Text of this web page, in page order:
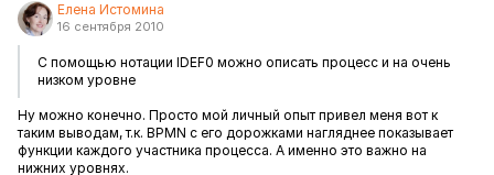
Елена Истомина
16 сентября 2010
С помощью нотации IDEF0 можно описать процесс и на очень
низком уровне
Ну можно конечно. Просто мой личный опыт привел меня вот к
таким выводам, т.к. BPMN с его дорожками нагляднее показывает
функции каждого участника процесса. А именно это важно на
нижних уровнях.